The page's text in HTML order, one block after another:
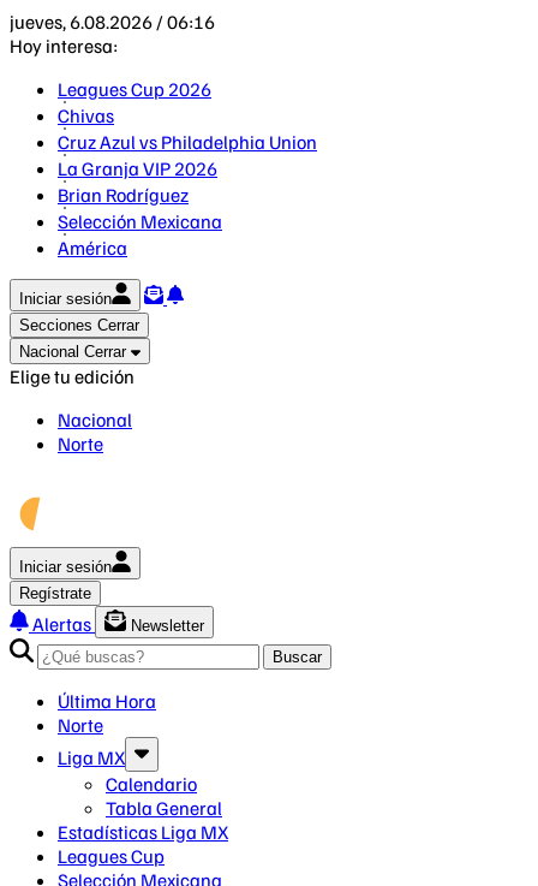
jueves, 6.08.2026 / 06:16
Hoy interesa:
Leagues Cup 2026
Chivas
Cruz Azul vs Philadelphia Union
La Granja VIP 2026
Brian Rodríguez
Selección Mexicana
América
Iniciar sesión
Secciones Cerrar
Nacional Cerrar
Elige tu edición
Nacional
Norte
Iniciar sesión
Regístrate
Alertas
Newsletter
Buscar
Última Hora
Norte
Liga MX
Calendario
Tabla General
Estadísticas Liga MX
Leagues Cup
Selección Mexicana